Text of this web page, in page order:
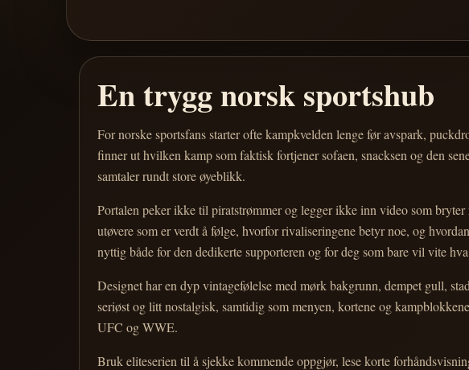
En trygg norsk sportshub
For norske sportsfans starter ofte kampkvelden lenge før avspark,
finner ut hvilken kamp som faktisk fortjener sofaen, snacksen og den
samtaler rundt store øyeblikk.
Portalen peker ikke til piratstrømmer og legger ikke inn video som
utøvere som er verdt å følge, hvorfor rivaliseringene betyr noe, og
nyttig både for den dedikerte supporteren og for deg som bare vil vite
Designet har en dyp vintagefølelse med mørk bakgrunn, dempet gull,
seriøst og litt nostalgisk, samtidig som menyen, kortene og
UFC og WWE.
Bruk eliteserien til å sjekke kommende oppgjør, lese korte